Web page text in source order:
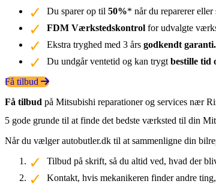
Du sparer op til 50%* når du reparerer
FDM Værkstedskontrol for udvalgte
Ekstra tryghed med 3 års godkendt garanti.
Du undgår ventetid og kan trygt bestille tid
Få tilbud
Få tilbud på Mitsubishi reparationer og services nær
5 gode grunde til at finde det bedste værksted til din
Når du vælger autobutler.dk til at sammenligne din
Tilbud på skrift, så du altid ved, hvad der
Kontakt, hvis mekanikeren finder andre